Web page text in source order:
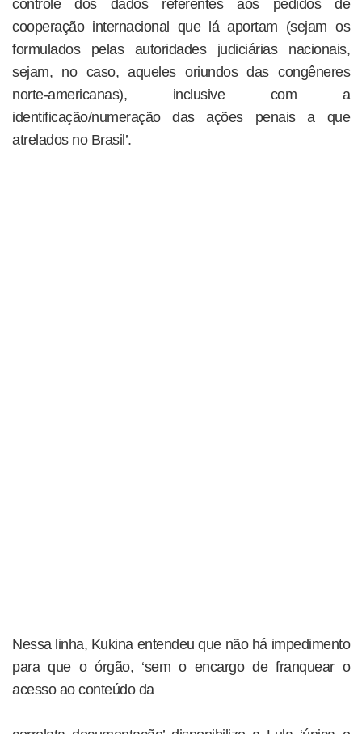
controle dos dados referentes aos pedidos de
cooperação internacional que lá aportam (sejam os
formulados pelas autoridades judiciárias nacionais,
sejam, no caso, aqueles oriundos das congêneres
norte-americanas), inclusive com a
identificação/numeração das ações penais a que
atrelados no Brasil’.
Nessa linha, Kukina entendeu que não há impedimento
para que o órgão, ‘sem o encargo de franquear o
acesso ao conteúdo da